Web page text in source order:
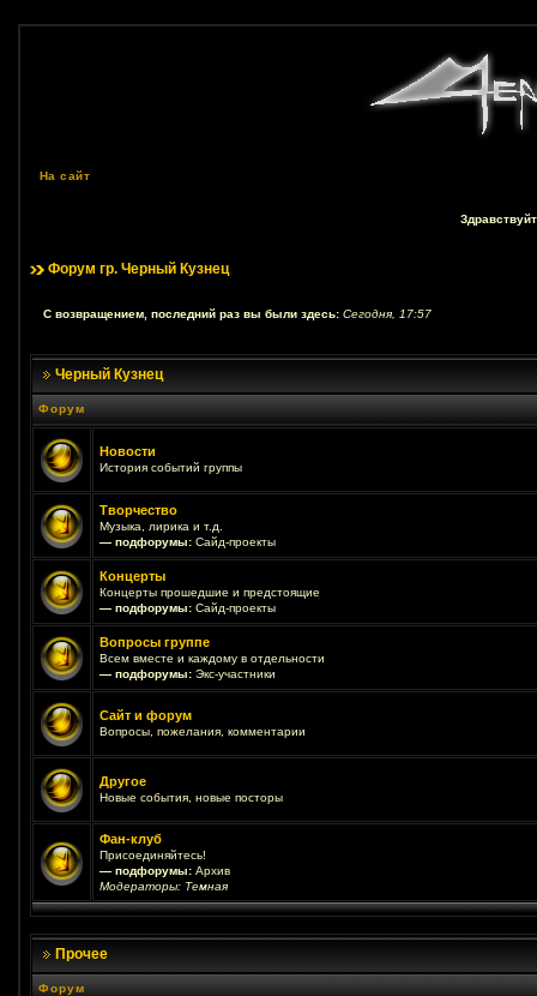
На сайт
Форум гр. Черный Кузнец
С возвращением, последний раз вы были здесь: Сегодня, 17:57
Черный Кузнец
Форум
Новости
История событий группы
Творчество
Музыка, лирика и т.д.
— подфорумы: Сайд-проекты
Концерты
Концерты прошедшие и предстоящие
— подфорумы: Сайд-проекты
Вопросы группе
Всем вместе и каждому в отдельности
— подфорумы: Экс-участники
Сайт и форум
Вопросы, пожелания, комментарии
Другое
Новые события, новые посторы
Фан-клуб
Присоединяйтесь!
— подфорумы: Архив
Модераторы: Темная
Прочее
Форум